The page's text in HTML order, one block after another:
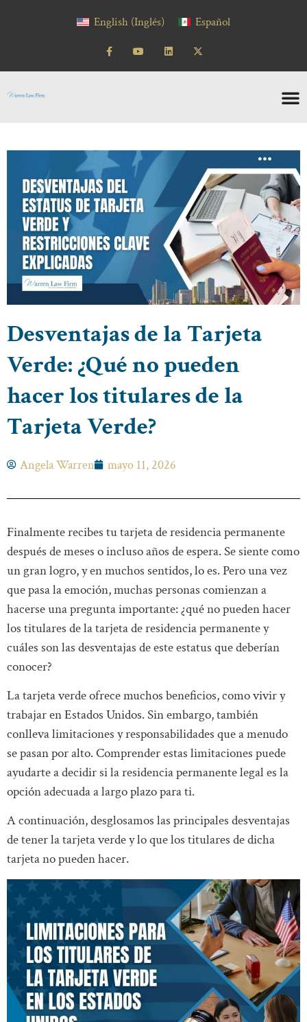
English (Inglés) Español
Desventajas de la Tarjeta
Verde: ¿Qué no pueden
hacer los titulares de la
Tarjeta Verde?
Angela Warren mayo 11, 2026
Finalmente recibes tu tarjeta de residencia permanente
después de meses o incluso años de espera. Se siente como
un gran logro, y en muchos sentidos, lo es. Pero una vez
que pasa la emoción, muchas personas comienzan a
hacerse una pregunta importante: ¿qué no pueden hacer
los titulares de la tarjeta de residencia permanente y
cuáles son las desventajas de este estatus que deberían
conocer?
La tarjeta verde ofrece muchos beneficios, como vivir y
trabajar en Estados Unidos. Sin embargo, también
conlleva limitaciones y responsabilidades que a menudo
se pasan por alto. Comprender estas limitaciones puede
ayudarte a decidir si la residencia permanente legal es la
opción adecuada a largo plazo para ti.
A continuación, desglosamos las principales desventajas
de tener la tarjeta verde y lo que los titulares de dicha
tarjeta no pueden hacer.